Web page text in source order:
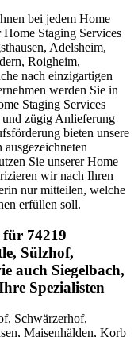
bei jedem Home
Staging Services
Adelsheim,
Roigheim,
nach einzigartigen
werden Sie in
Staging Services
und zügig Anlieferung
bieten unsere
Sie unserer Home
wir nach Ihren
nur mitteilen, welche
erfüllen soll.
für 74219
Sülzhof,
auch Siegelbach,
Spezialisten
Schwärzerhof,
Maisenhälden, Korb